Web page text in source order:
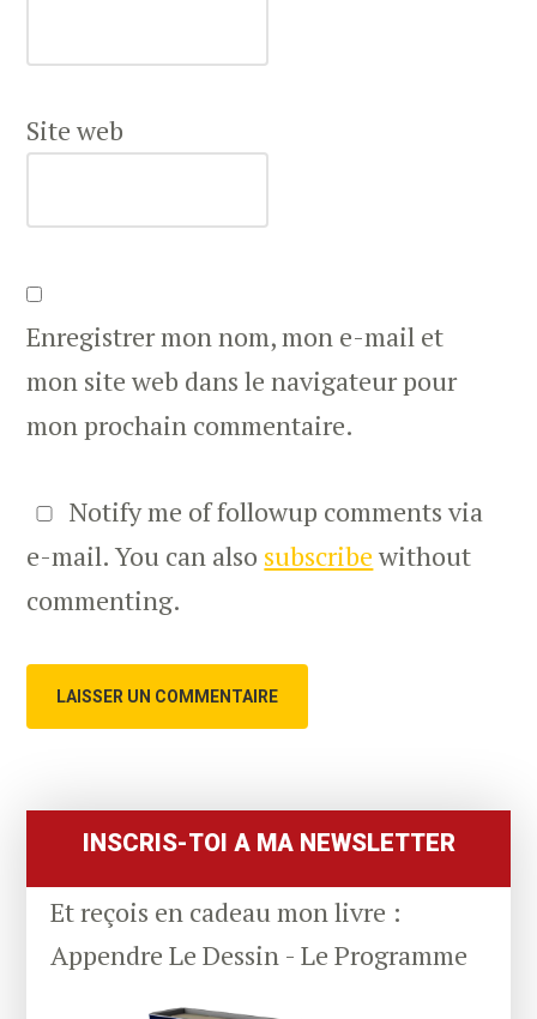
Site web
Enregistrer mon nom, mon e-mail et
mon site web dans le navigateur pour
mon prochain commentaire.
Notify me of followup comments via
e-mail. You can also subscribe without
commenting.
Sidebar
INSCRIS-TOI A MA NEWSLETTER
Et reçois en cadeau mon livre :
Appendre Le Dessin - Le Programme